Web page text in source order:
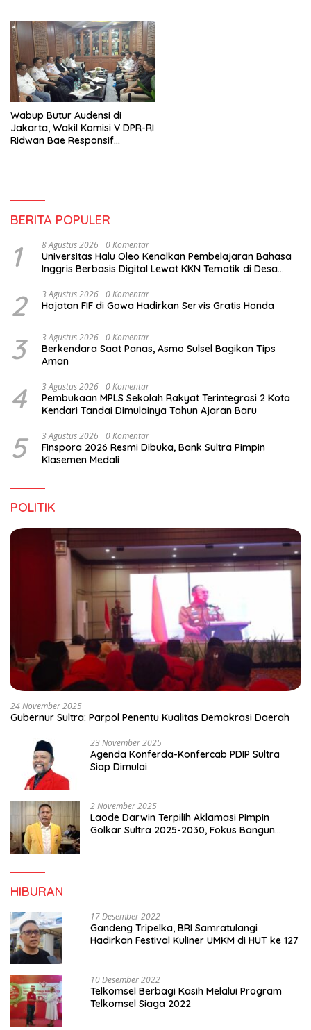
Wabup Butur Audensi di
Jakarta, Wakil Komisi V DPR-RI
Ridwan Bae Responsif
BERITA POPULER
1 8 Agustus 2026 0 Komentar
Universitas Halu Oleo Kenalkan Pembelajaran Bahasa
Inggris Berbasis Digital Lewat KKN Tematik di Desa
2 3 Agustus 2026 0 Komentar
Hajatan FIF di Gowa Hadirkan Servis Gratis Honda
3 3 Agustus 2026 0 Komentar
Berkendara Saat Panas, Asmo Sulsel Bagikan Tips
Aman
4 3 Agustus 2026 0 Komentar
Pembukaan MPLS Sekolah Rakyat Terintegrasi 2 Kota
Kendari Tandai Dimulainya Tahun Ajaran Baru
5 3 Agustus 2026 0 Komentar
Finspora 2026 Resmi Dibuka, Bank Sultra Pimpin
Klasemen Medali
POLITIK
24 November 2025
Gubernur Sultra: Parpol Penentu Kualitas Demokrasi Daerah
23 November 2025
Agenda Konferda-Konfercab PDIP Sultra
Siap Dimulai
2 November 2025
Laode Darwin Terpilih Aklamasi Pimpin
Golkar Sultra 2025-2030, Fokus Bangun
HIBURAN
17 Desember 2022
Gandeng Tripelka, BRI Samratulangi
Hadirkan Festival Kuliner UMKM di HUT ke 127
10 Desember 2022
Telkomsel Berbagi Kasih Melalui Program
Telkomsel Siaga 2022